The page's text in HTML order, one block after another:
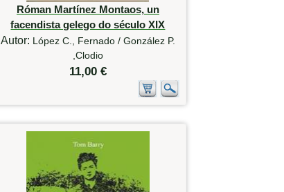
Róman Martínez Montaos, un
facendista gelego do século XIX
Autor: López C., Fernado / González P.
,Clodio
11,00 €